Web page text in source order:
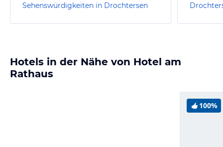
Sehenswürdigkeiten in Drochtersen
Hotels in der Nähe von Hotel am
Rathaus
100%